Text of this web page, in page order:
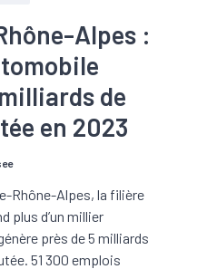
Alpes :
de
en 2023
Rhône-Alpes, la filière
plus d’un millier
près de 5 milliards
51 300 emplois